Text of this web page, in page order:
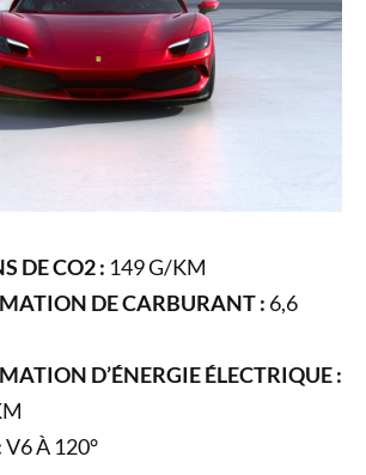
DE CO2 : 149 G/KM
DE CARBURANT : 6,6
D’ÉNERGIE ÉLECTRIQUE :
V6 À 120°